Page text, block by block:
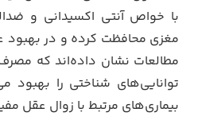
با خواص آنتی اکسیدانی و
مغزی محافظت کرده و در بهبود
مطالعات نشان داده‌اند که
توانایی‌های شناختی را
بیماری‌های مرتبط با زوال عقل